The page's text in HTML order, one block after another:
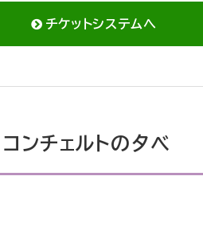
チケットシステムへ
ンチェルトの夕べ